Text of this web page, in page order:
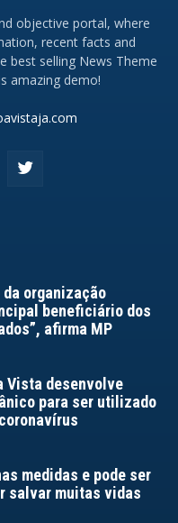
objective portal, where
recent facts and
best selling News Theme
amazing demo!
organização
beneficiário dos
afirma MP
Vista desenvolve
para ser utilizado
medidas e pode ser
salvar muitas vidas